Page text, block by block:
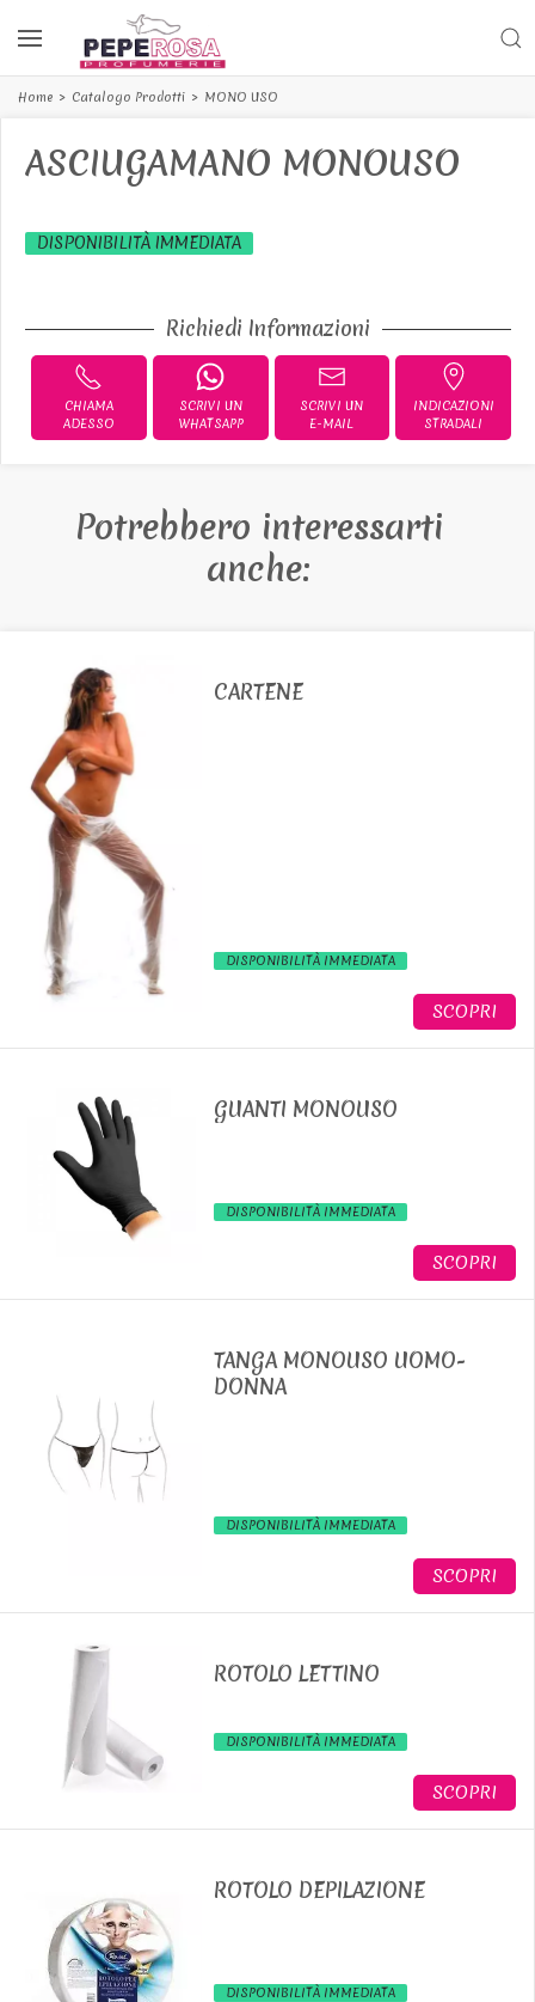
Home Catalogo Prodotti MONO USO
ASCIUGAMANO MONOUSO
DISPONIBILITÀ IMMEDIATA
Richiedi Informazioni
CHIAMA
ADESSO
SCRIVI UN
WHATSAPP
SCRIVI UN
E-MAIL
INDICAZIONI
STRADALI
Potrebbero interessarti
anche:
CARTENE
DISPONIBILITÀ IMMEDIATA
SCOPRI
GUANTI MONOUSO
DISPONIBILITÀ IMMEDIATA
SCOPRI
TANGA MONOUSO UOMO-
DONNA
DISPONIBILITÀ IMMEDIATA
SCOPRI
ROTOLO LETTINO
DISPONIBILITÀ IMMEDIATA
SCOPRI
ROTOLO DEPILAZIONE
DISPONIBILITÀ IMMEDIATA